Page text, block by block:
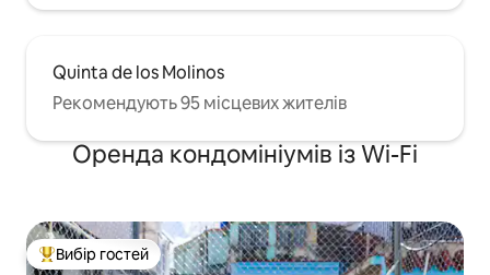
Quinta de los Molinos
Рекомендують 95 місцевих жителів
Оренда кондомініумів із Wi-Fi
Топ вибір гостей
Вибір гостей